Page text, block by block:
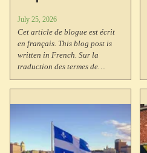
July 25, 2026
Cet article de blogue est écrit
en français. This blog post is
written in French. Sur la
traduction des termes de
l'IndieWeb en français
québécois, l'état actuel des
Radio-Canada), la tradition
néologique du Québec via
l'OQLF (courriel, pourriel,